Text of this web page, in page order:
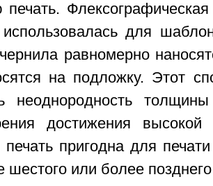
печать.
для
равномерно
на подложку. Этот
неоднородность
достижения высокой
печать пригодна для
шестого или более